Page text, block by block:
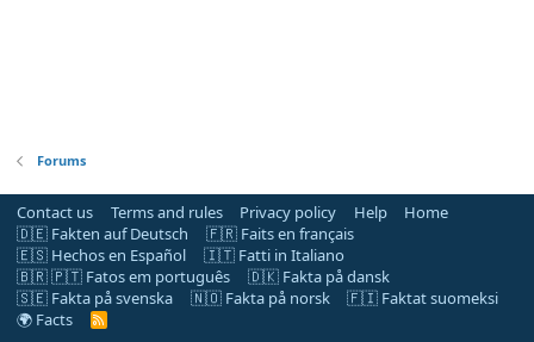
Forums
Contact us Terms and rules Privacy policy Help
Home
🇩🇪 Fakten auf Deutsch
🇫🇷 Faits en français
🇪🇸 Hechos en Español
🇮🇹 Fatti in Italiano
🇧🇷 🇵🇹 Fatos em português
🇩🇰 Fakta på dansk
🇸🇪 Fakta på svenska
🇳🇴 Fakta på norsk
🇫🇮 Faktat suomeksi
🌍 Facts
R